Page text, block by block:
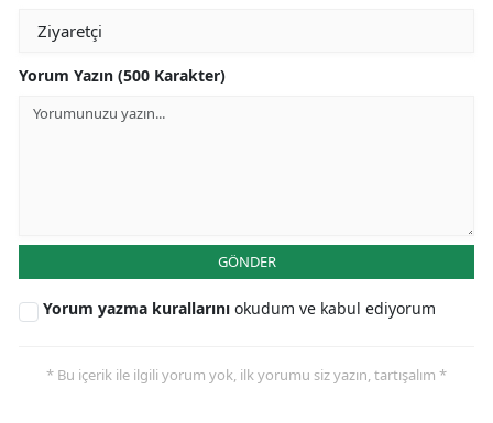
Yorum Yazın (500 Karakter)
GÖNDER
Yorum yazma kurallarını okudum ve kabul ediyorum
* Bu içerik ile ilgili yorum yok, ilk yorumu siz yazın, tartışalım *